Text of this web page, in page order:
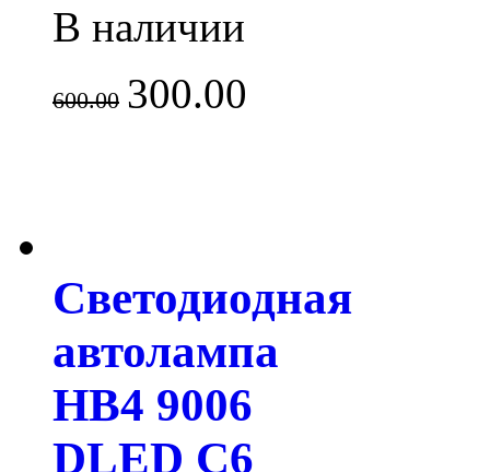
В наличии
600.00 300.00
Светодиодная
автолампа
HB4 9006
DLED C6